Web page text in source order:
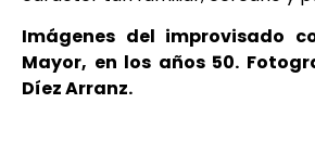
Imágenes del improvisado
Mayor, en los años 50.
Díez Arranz.